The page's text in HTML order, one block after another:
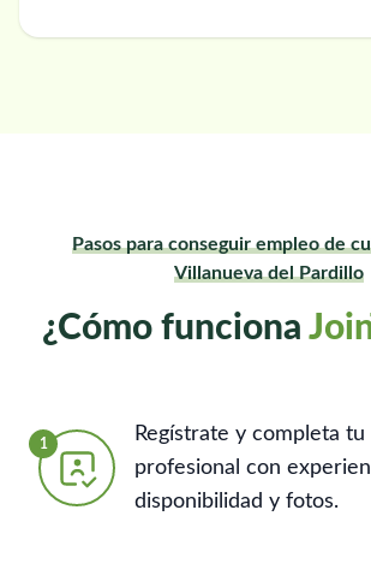
Pasos para conseguir empleo de
Villanueva del Pardillo
¿Cómo funciona
1
Regístrate y completa tu
profesional con
disponibilidad y fotos.